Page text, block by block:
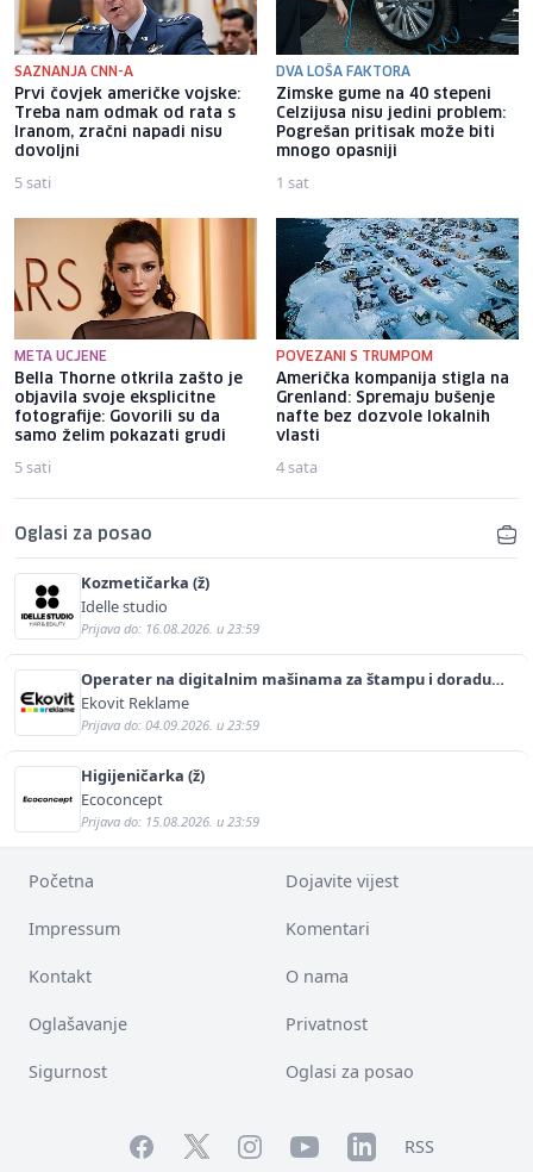
SAZNANJA CNN-A
Prvi čovjek američke vojske:
Treba nam odmak od rata s
Iranom, zračni napadi nisu
dovoljni
5 sati
DVA LOŠA FAKTORA
Zimske gume na 40 stepeni
Celzijusa nisu jedini problem:
Pogrešan pritisak može biti
mnogo opasniji
1 sat
META UCJENE
Bella Thorne otkrila zašto je
objavila svoje eksplicitne
fotografije: Govorili su da
samo želim pokazati grudi
5 sati
POVEZANI S TRUMPOM
Američka kompanija stigla na
Grenland: Spremaju bušenje
nafte bez dozvole lokalnih
vlasti
4 sata
Oglasi za posao
Kozmetičarka (ž)
Idelle studio
Prijava do: 16.08.2026. u 23:59
Operater na digitalnim mašinama za štampu i doradu
(m/ž)
Ekovit Reklame
Prijava do: 04.09.2026. u 23:59
Higijeničarka (ž)
Ecoconcept
Prijava do: 15.08.2026. u 23:59
Početna Dojavite vijest
Impressum Komentari
Kontakt O nama
Oglašavanje Privatnost
Sigurnost Oglasi za posao
FacebookTwitterInstagramYouTubeLinkedInRSS